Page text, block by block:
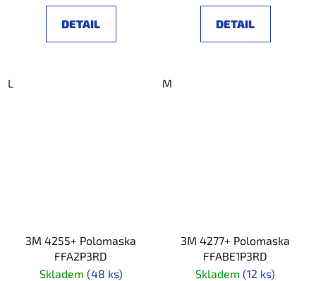
DETAIL
L
DETAIL
M
3M 4255+ Polomaska
FFA2P3RD
Skladem (48 ks)
3M 4277+ Polomaska
FFABE1P3RD
Skladem (12 ks)